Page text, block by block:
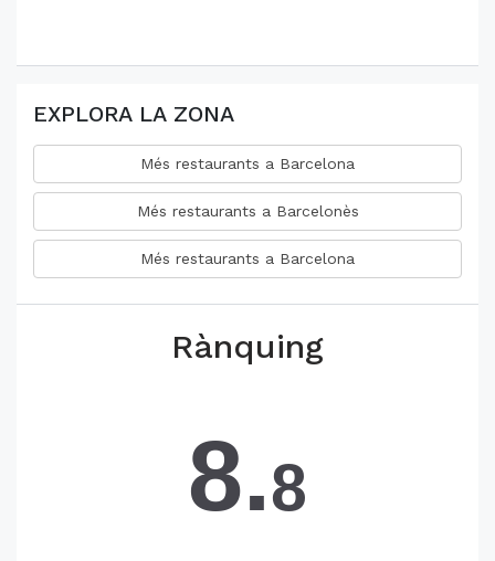
EXPLORA LA ZONA
Més restaurants a Barcelona
Més restaurants a Barcelonès
Més restaurants a Barcelona
Rànquing
8.8